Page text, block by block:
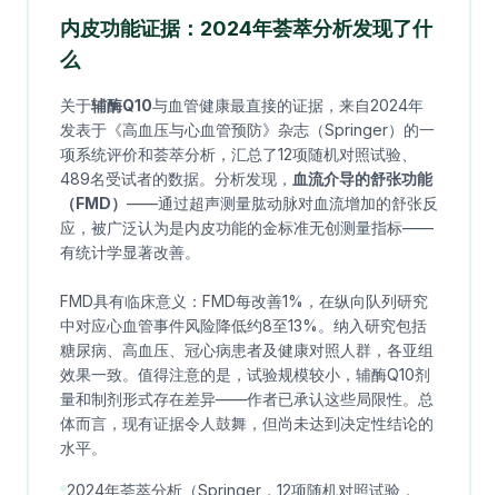
内皮功能证据：2024年荟萃分析发现了什
么
关于辅酶Q10与血管健康最直接的证据，来自2024年
发表于《高血压与心血管预防》杂志（Springer）的一
项系统评价和荟萃分析，汇总了12项随机对照试验、
489名受试者的数据。分析发现， 血流介导的舒张功能
（FMD） ——通过超声测量肱动脉对血流增加的舒张反
应，被广泛认为是内皮功能的金标准无创测量指标——
有统计学显著改善。
FMD具有临床意义：FMD每改善1%，在纵向队列研究
中对应心血管事件风险降低约8至13%。纳入研究包括
糖尿病、高血压、冠心病患者及健康对照人群，各亚组
效果一致。值得注意的是，试验规模较小，辅酶Q10剂
量和制剂形式存在差异——作者已承认这些局限性。总
体而言，现有证据令人鼓舞，但尚未达到决定性结论的
水平。
2024年荟萃分析（Springer，12项随机对照试验，